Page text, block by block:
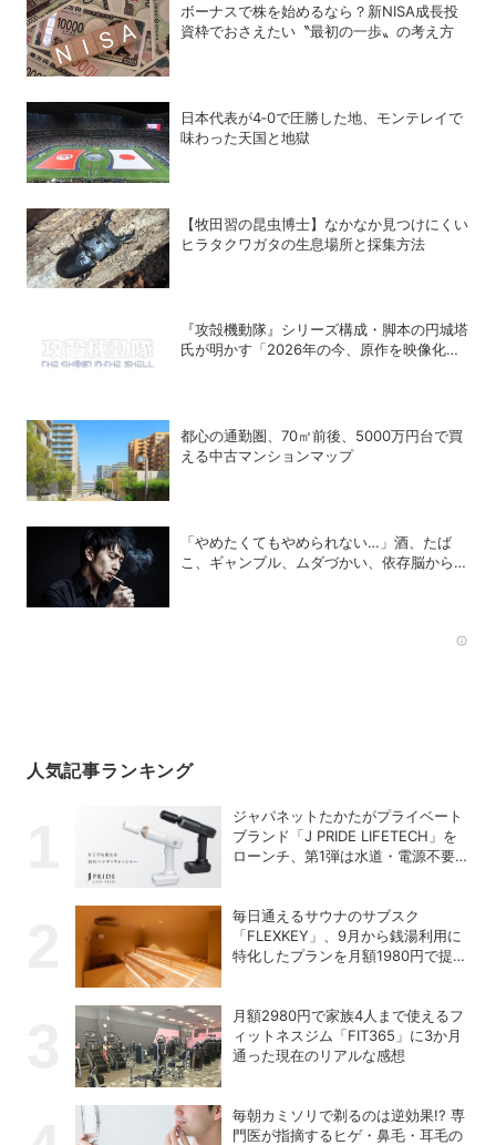
ボーナスで株を始めるなら？新NISA成長投
資枠でおさえたい〝最初の一歩〟の考え方
日本代表が4‐0で圧勝した地、モンテレイで
味わった天国と地獄
【牧田習の昆虫博士】なかなか見つけにくい
ヒラタクワガタの生息場所と採集方法
『攻殻機動隊』シリーズ構成・脚本の円城塔
氏が明かす「2026年の今、原作を映像化す
都心の通勤圏、70㎡前後、5000万円台で買
える中古マンションマップ
「やめたくてもやめられない…」酒、たば
こ、ギャンブル、ムダづかい、依存脳から脱
人気記事ランキング
ジャパネットたかたがプライベート
ブランド「J PRIDE LIFETECH」を
ローンチ、第1弾は水道・電源不要
毎日通えるサウナのサブスク
「FLEXKEY」、9月から銭湯利用に
特化したプランを月額1980円で提供
月額2980円で家族4人まで使えるフ
ィットネスジム「FIT365」に3か月
通った現在のリアルな感想
毎朝カミソリで剃るのは逆効果!? 専
門医が指摘するヒゲ・鼻毛・耳毛の